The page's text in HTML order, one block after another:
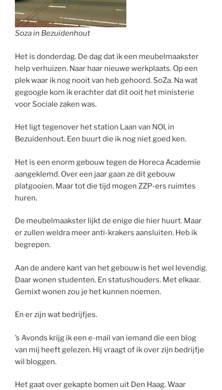
Soza in Bezuidenhout
Het is donderdag. De dag dat ik een meubelmaakster
help verhuizen. Naar haar nieuwe werkplaats. Op een
plek waar ik nog nooit van heb gehoord. SoZa. Na wat
gegoogle kom ik erachter dat dit ooit het ministerie
voor Sociale zaken was.
Het ligt tegenover het station Laan van NOI, in
Bezuidenhout. Een buurt die ik nog niet goed ken.
Het is een enorm gebouw tegen de Horeca Academie
aangeklemd. Over een jaar gaan ze dit gebouw
platgooien. Maar tot die tijd mogen ZZP-ers ruimtes
huren.
De meubelmaakster lijkt de enige die hier huurt. Maar
er zullen weldra meer anti-krakers aansluiten. Heb ik
begrepen.
Aan de andere kant van het gebouw is het wel levendig.
Daar wonen studenten. En statushouders. Met elkaar.
Gemixt wonen zou je het kunnen noemen.
En er zijn wat bedrijfjes.
’s Avonds krijg ik een e-mail van iemand die een blog
van mij heeft gelezen. Hij vraagt of ik over zijn bedrijfje
wil bloggen.
Het gaat over gekapte bomen uit Den Haag. Waar